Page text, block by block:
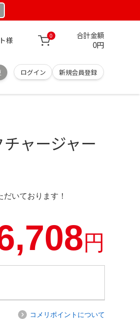
様 0 合計金額
0円
ログイン 新規会員登録
ャージャー
いております！
円
コメリポイントについて